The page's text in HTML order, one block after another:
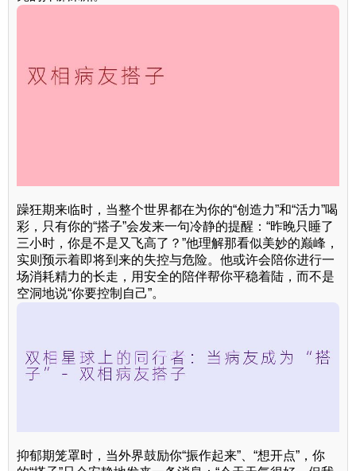
躁狂期来临时，当整个世界都在为你的“创造力”和“活力”喝
彩，只有你的“搭子”会发来一句冷静的提醒：“昨晚只睡了
三小时，你是不是又飞高了？”他理解那看似美妙的巅峰，
实则预示着即将到来的失控与危险。他或许会陪你进行一
场消耗精力的长走，用安全的陪伴帮你平稳着陆，而不是
空洞地说“你要控制自己”。
抑郁期笼罩时，当外界鼓励你“振作起来”、“想开点”，你